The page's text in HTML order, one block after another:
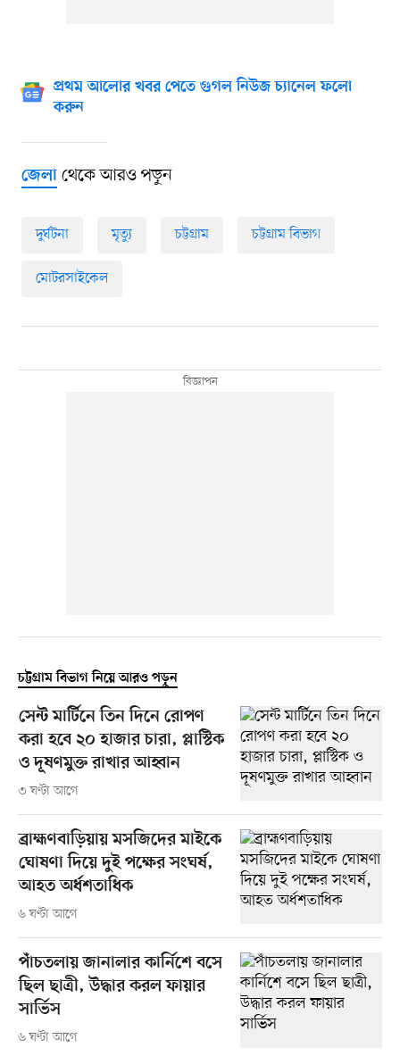
প্রথম আলোর খবর পেতে গুগল নিউজ চ্যানেল ফলো
করুন
জেলাথেকে আরও পড়ুন
দুর্ঘটনা মৃত্যু চট্টগ্রাম চট্টগ্রাম বিভাগ
মোটরসাইকেল
চট্টগ্রাম বিভাগ নিয়ে আরও পড়ুন
সেন্ট মার্টিনে তিন দিনে রোপণ
করা হবে ২০ হাজার চারা, প্লাস্টিক
ও দূষণমুক্ত রাখার আহ্বান
৩ ঘণ্টা আগে
ব্রাহ্মণবাড়িয়ায় মসজিদের মাইকে
ঘোষণা দিয়ে দুই পক্ষের সংঘর্ষ,
আহত অর্ধশতাধিক
৬ ঘণ্টা আগে
পাঁচতলায় জানালার কার্নিশে বসে
ছিল ছাত্রী, উদ্ধার করল ফায়ার
সার্ভিস
৬ ঘণ্টা আগে